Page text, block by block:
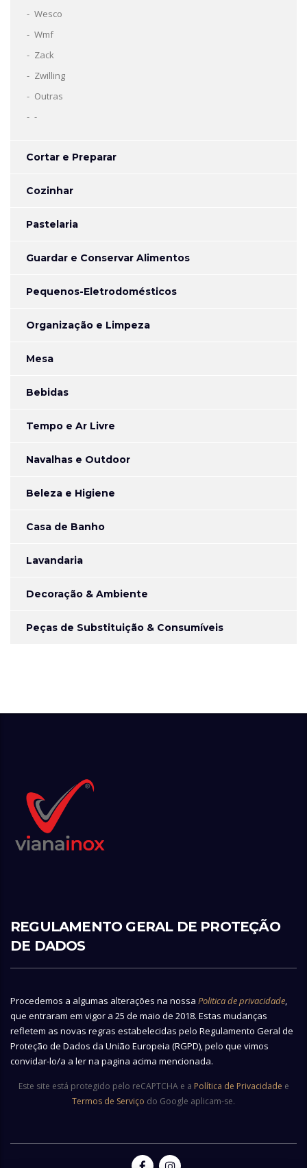
Wesco
Wmf
Zack
Zwilling
Outras
-
Cortar e Preparar
Cozinhar
Pastelaria
Guardar e Conservar Alimentos
Pequenos-Eletrodomésticos
Organização e Limpeza
Mesa
Bebidas
Tempo e Ar Livre
Navalhas e Outdoor
Beleza e Higiene
Casa de Banho
Lavandaria
Decoração & Ambiente
Peças de Substituição & Consumíveis
REGULAMENTO GERAL DE PROTEÇÃO
DE DADOS
Procedemos a algumas alterações na nossa Politica de privacidade
que entraram em vigor a 25 de maio de 2018. Estas mudanças
refletem as novas regras estabelecidas pelo Regulamento Geral de
Proteção de Dados da União Europeia (RGPD), pelo que vimos
convidar-lo/a a ler na pagina acima mencionada.
Este site está protegido pelo reCAPTCHA e a Política de Privacidade e
Termos de Serviço do Google aplicam-se.